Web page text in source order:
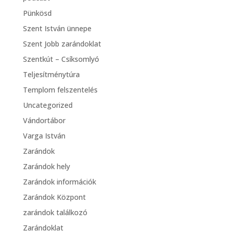
Pünkösd
Szent István ünnepe
Szent Jobb zarándoklat
Szentkút – Csíksomlyó
Teljesítménytúra
Templom felszentelés
Uncategorized
Vándortábor
Varga István
Zarándok
Zarándok hely
Zarándok információk
Zarándok Központ
zarándok találkozó
Zarándoklat